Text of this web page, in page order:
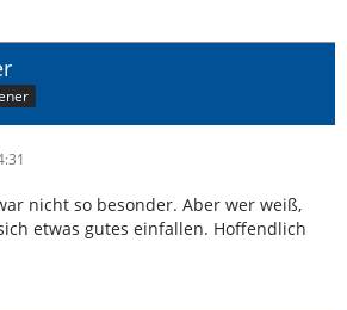
nicht so besonder. Aber wer weiß,
etwas gutes einfallen. Hoffendlich